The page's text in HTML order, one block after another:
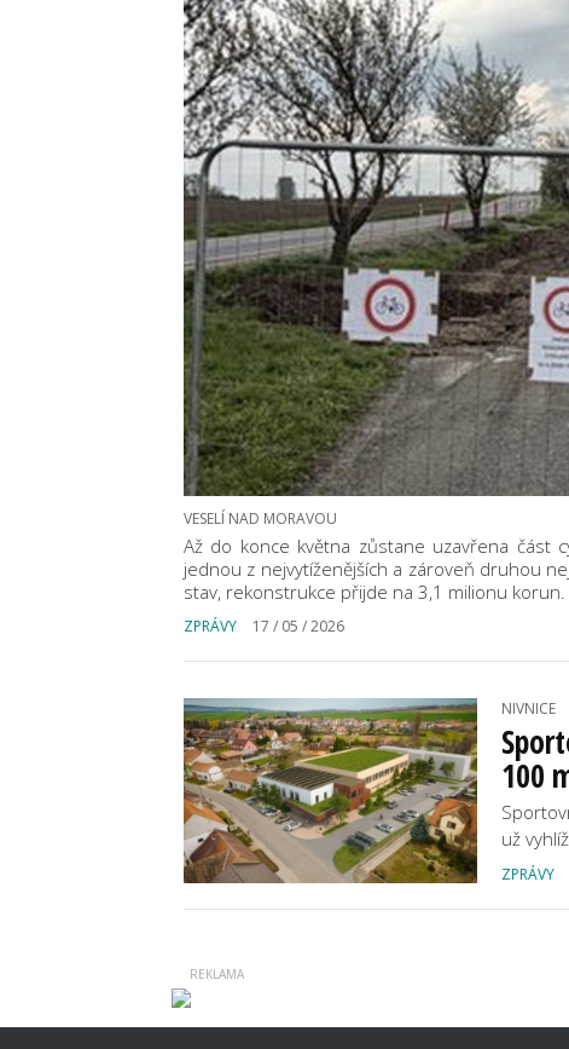
VESELÍ NAD MORAVOU
Až do konce května zůstane uzavřena část
jednou z nejvytíženějších a zároveň druhou
stav, rekonstrukce přijde na 3,1 milionu korun.
ZPRÁVY 17 / 05 / 2026
NIVNICE
100
už
ZPRÁVY